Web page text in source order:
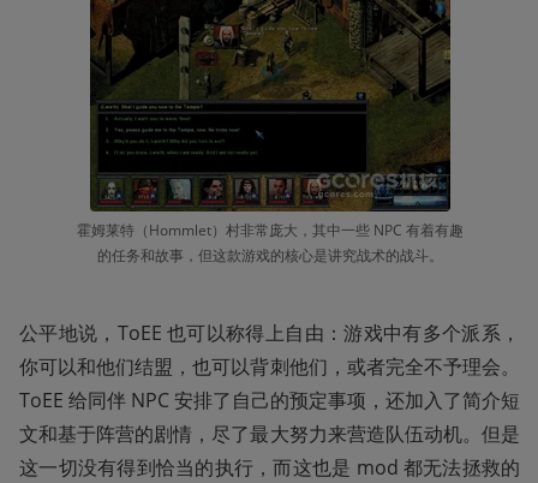
霍姆莱特（Hommlet）村非常庞大，其中一些 NPC 有着有趣
的任务和故事，但这款游戏的核心是讲究战术的战斗。
公平地说，ToEE 也可以称得上自由：游戏中有多个派系，
你可以和他们结盟，也可以背刺他们，或者完全不予理会。
ToEE 给同伴 NPC 安排了自己的预定事项，还加入了简介短
文和基于阵营的剧情，尽了最大努力来营造队伍动机。但是
这一切没有得到恰当的执行，而这也是 mod 都无法拯救的